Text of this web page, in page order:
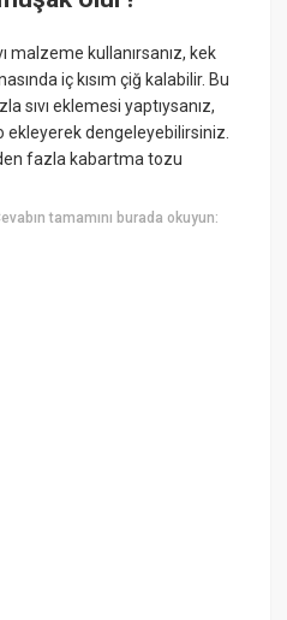
malzeme kullanırsanız, kek
iç kısım çiğ kalabilir. Bu
sıvı eklemesi yaptıysanız,
ekleyerek dengeleyebilirsiniz.
fazla kabartma tozu
tamamını burada okuyun: